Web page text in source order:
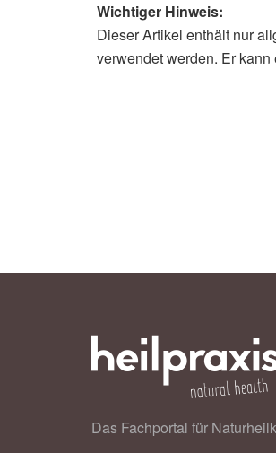
Alexander Stindt
Wichtiger Hinweis:
Dieser Artikel enthält nur
verwendet werden. Er
Das Fachportal für